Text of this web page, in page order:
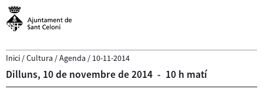
Inici /Cultura /Agenda / 10-11-2014
Dilluns, 10de novembrede2014 - 10 h matí